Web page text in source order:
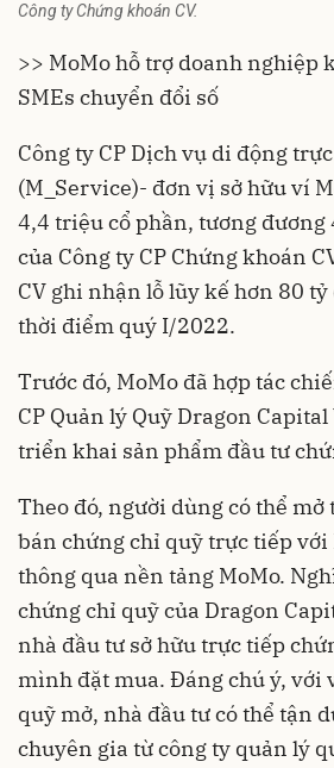
Công ty Chứng khoán CV.
>> MoMo hỗ trợ doanh nghiệp
SMEs chuyển đổi số
Công ty CP Dịch vụ di động
(M_Service)- đơn vị sở hữu ví
4,4 triệu cổ phần, tương đương
của Công ty CP Chứng khoán
CV ghi nhận lỗ lũy kế hơn 80
thời điểm quý I/2022.
Trước đó, MoMo đã hợp tác
CP Quản lý Quỹ Dragon
triển khai sản phẩm đầu tư
Theo đó, người dùng có thể
bán chứng chỉ quỹ trực tiếp với
thông qua nền tảng MoMo.
chứng chỉ quỹ của Dragon
nhà đầu tư sở hữu trực tiếp
mình đặt mua. Đáng chú ý, với
quỹ mở, nhà đầu tư có thể tận
chuyên gia từ công ty quản lý